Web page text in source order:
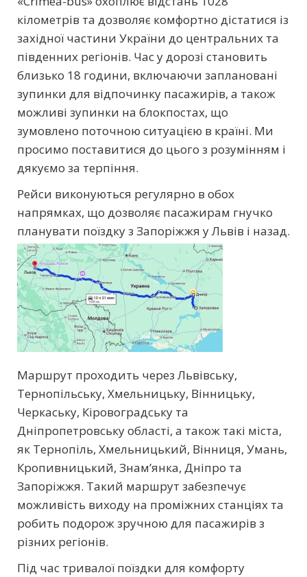
кілометрів та дозволяє комфортно дістатися із
західної частини України до центральних та
південних регіонів. Час у дорозі становить
близько 18 години, включаючи заплановані
зупинки для відпочинку пасажирів, а також
можливі зупинки на блокпостах, що
зумовлено поточною ситуацією в країні. Ми
просимо поставитися до цього з розумінням і
дякуємо за терпіння.
Рейси виконуються регулярно в обох
напрямках, що дозволяє пасажирам гнучко
планувати поїздкуз Запоріжжя у Львів і назад.
Маршрут проходить через Львівську,
Тернопільську, Хмельницьку, Вінницьку,
Черкаську, Кіровоградську та
Дніпропетровську області, а також такі міста,
як Тернопіль, Хмельницький, Вінниця, Умань,
Кропивницький, Знам’янка, Дніпро та
Запоріжжя. Такий маршрут забезпечує
можливість виходу на проміжних станціях та
робить подорож зручною для пасажирів з
різних регіонів.
Під час тривалої поїздки для комфорту